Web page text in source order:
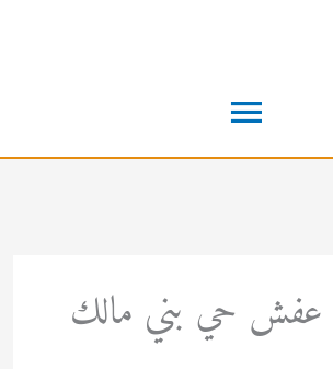
القائمة
الرئيسية
عفش حي بني مالك